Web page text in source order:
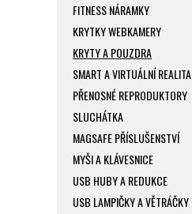
FITNESS NÁRAMKY
KRYTKY WEBKAMERY
KRYTY A POUZDRA
SMART A VIRTUÁLNÍ REALITA
PŘENOSNÉ REPRODUKTORY
SLUCHÁTKA
MAGSAFE PŘÍSLUŠENSTVÍ
MYŠI A KLÁVESNICE
USB HUBY A REDUKCE
USB LAMPIČKY A VĚTRÁČKY